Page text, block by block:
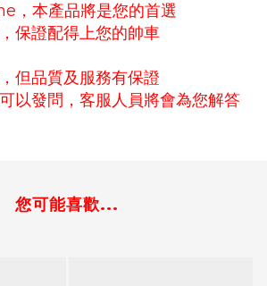
，本產品將是您的首選
保證配得上您的帥車
但品質及服務有保證
以發問，客服人員將會為您解答
您可能喜歡...